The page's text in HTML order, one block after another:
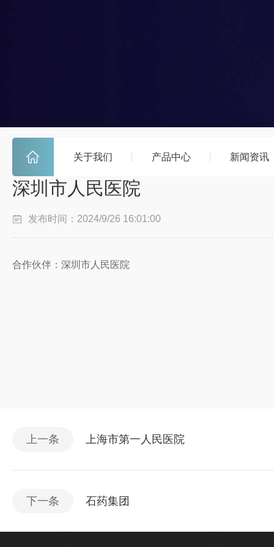
关于我们 产品中心 新闻资讯
深圳市人民医院
发布时间：2024/9/26 16:01:00
合作伙伴：深圳市人民医院
上一条 上海市第一人民医院
下一条 石药集团